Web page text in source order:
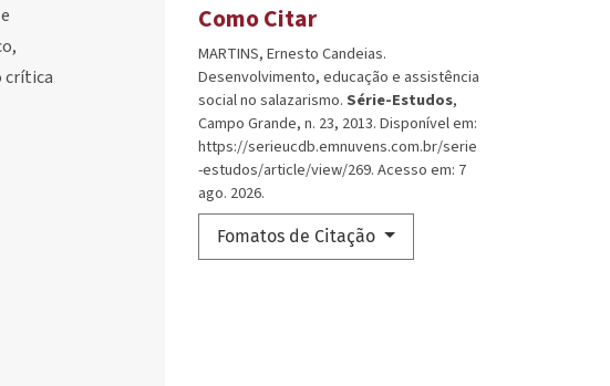
Como Citar
MARTINS, Ernesto Candeias.
Desenvolvimento, educação e assistência
social no salazarismo. Série-Estudos,
Campo Grande, n. 23, 2013. Disponível em:
https://serieucdb.emnuvens.com.br/serie
-estudos/article/view/269. Acesso em: 7
ago. 2026.
Fomatos de Citação
crítica